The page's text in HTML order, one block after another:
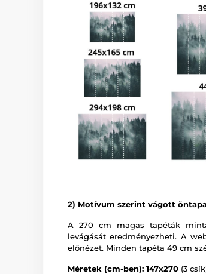
2) Motívum szerint vágott
A 270 cm magas tapéták
levágását eredményezheti. A
előnézet. Minden tapéta 49 cm
Méretek (cm-ben): 147x270 (3